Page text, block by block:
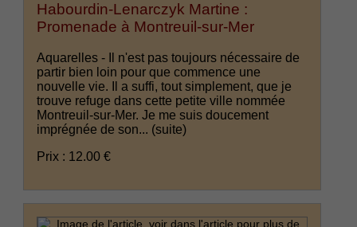
Habourdin-Lenarczyk Martine :
Promenade à Montreuil-sur-Mer
Aquarelles - Il n'est pas toujours nécessaire de
partir bien loin pour que commence une
nouvelle vie. Il a suffi, tout simplement, que je
trouve refuge dans cette petite ville nommée
Montreuil-sur-Mer. Je me suis doucement
imprégnée de son... (suite)
Prix : 12.00 €